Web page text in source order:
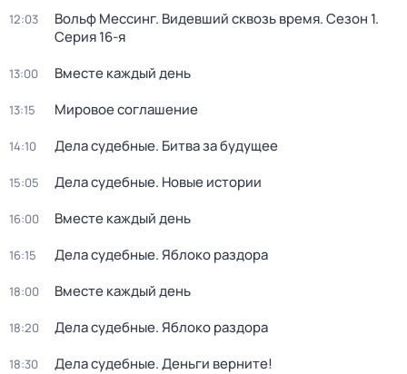
12:03 Вольф Мессинг. Видевший сквозь время. Сезон 1.
Серия 16-я
13:00 Вместе каждый день
13:15 Мировое соглашение
14:10 Дела судебные. Битва за будущее
15:05 Дела судебные. Новые истории
16:00 Вместе каждый день
16:15 Дела судебные. Яблоко раздора
18:00 Вместе каждый день
18:20 Дела судебные. Яблоко раздора
18:30 Дела судебные. Деньги верните!